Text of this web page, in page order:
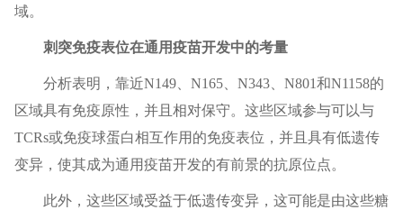
域。
刺突免疫表位在通用疫苗开发中的考量
分析表明，靠近N149、N165、N343、N801和N1158的
区域具有免疫原性，并且相对保守。这些区域参与可以与
TCRs或免疫球蛋白相互作用的免疫表位，并且具有低遗传
变异，使其成为通用疫苗开发的有前景的抗原位点。
此外，这些区域受益于低遗传变异，这可能是由这些糖